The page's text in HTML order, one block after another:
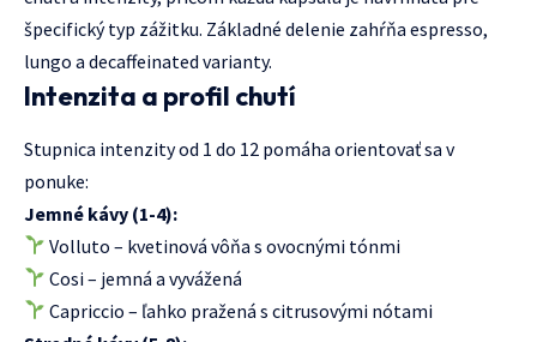
špecifický typ zážitku. Základné delenie zahŕňa espresso,
lungo a decaffeinated varianty.
Intenzita a profil chutí
Stupnica intenzity od 1 do 12 pomáha orientovať sa v
ponuke:
Jemné kávy (1-4):
Volluto – kvetinová vôňa s ovocnými tónmi
Cosi – jemná a vyvážená
Capriccio – ľahko pražená s citrusovými nótami